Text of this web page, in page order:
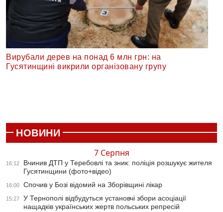
Вирубали дерев на понад 6 млн грн: на
Гусятинщині викрили організовану групу
НОВИНИ
7 Серпня
16:12
Вчинив ДТП у Теребовлі та зник: поліція розшукує жителя
Гусятинщини (фото+відео)
16:00 Спочив у Бозі відомий на Зборівщині лікар
15:27
У Тернополі відбудуться установчі збори асоціації
нащадків українських жертв польських репресій